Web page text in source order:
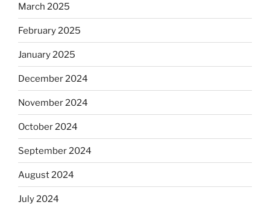
March 2025
February 2025
January 2025
December 2024
November 2024
October 2024
September 2024
August 2024
July 2024